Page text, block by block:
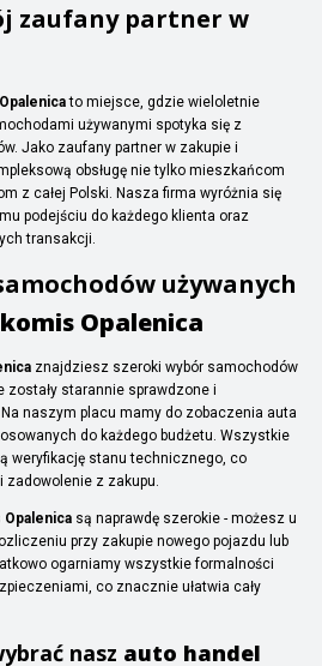
zaufany partner w
to miejsce, gdzie wieloletnie
używanymi spotyka się z
Jako zaufany partner w zakupie i
obsługę nie tylko mieszkańcom
z całej Polski. Nasza firma wyróżnia się
podejściu do każdego klienta oraz
transakcji.
używanych
Opalenica
znajdziesz szeroki wybór samochodów
zostały starannie sprawdzone i
naszym placu mamy do zobaczenia auta
do każdego budżetu. Wszystkie
weryfikację stanu technicznego, co
zadowolenie z zakupu.
Opalenica są naprawdę szerokie - możesz u
przy zakupie nowego pojazdu lub
ogarniamy wszystkie formalności
co znacznie ułatwia cały
nasz auto handel